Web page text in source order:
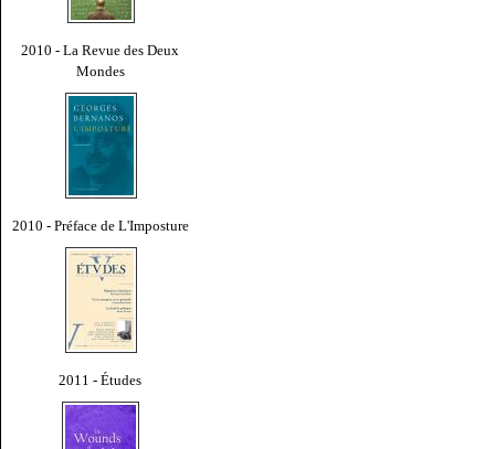
2010 - La Revue des Deux
Mondes
2010 - Préface de L'Imposture
2011 - Études